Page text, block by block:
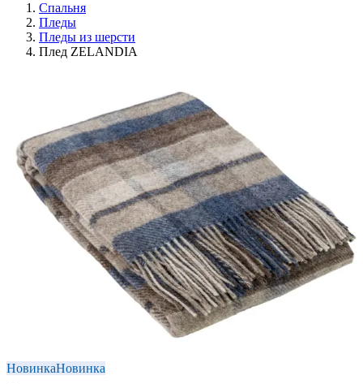
Спальня
Пледы
Пледы из шерсти
Плед ZELANDIA
НовинкаНовинка